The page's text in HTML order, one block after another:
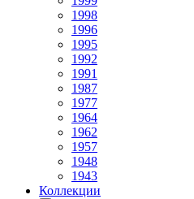
1998
1996
1995
1992
1991
1987
1977
1964
1962
1957
1948
1943
Коллекции